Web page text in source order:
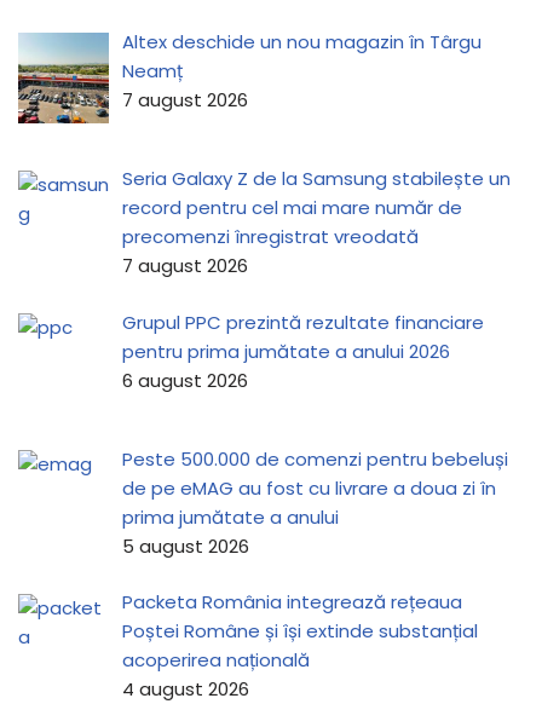
Altex deschide un nou magazin în Târgu
Neamț
7 august 2026
Seria Galaxy Z de la Samsung stabilește un
record pentru cel mai mare număr de
precomenzi înregistrat vreodată
7 august 2026
Grupul PPC prezintă rezultate financiare
pentru prima jumătate a anului 2026
6 august 2026
Peste 500.000 de comenzi pentru bebeluși
de pe eMAG au fost cu livrare a doua zi în
prima jumătate a anului
5 august 2026
Packeta România integrează rețeaua
Poștei Române și își extinde substanțial
acoperirea națională
4 august 2026